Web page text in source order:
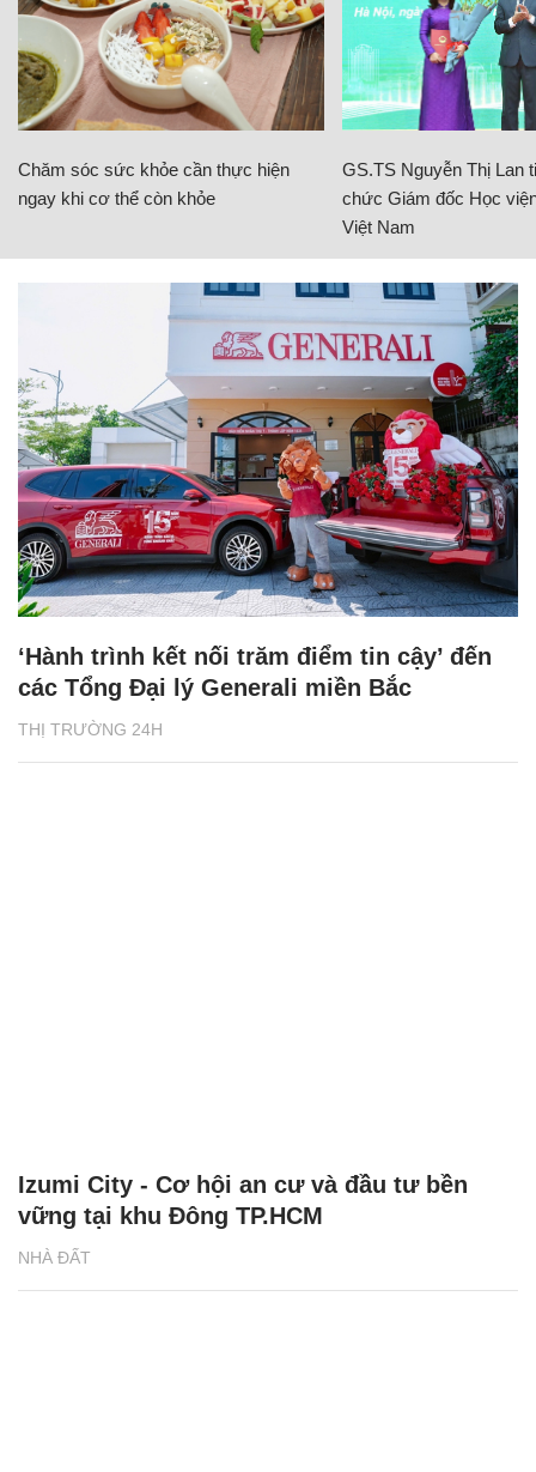
Chăm sóc sức khỏe cần thực hiện
ngay khi cơ thể còn khỏe
GS.TS Nguyễn Thị Lan
chức Giám đốc Học
Việt Nam
THỊ TRƯỜNG 24H
‘Hành trình kết nối trăm điểm tin cậy’ đến
các Tổng Đại lý Generali miền Bắc
NHÀ ĐẤT
Izumi City - Cơ hội an cư và đầu tư bền
vững tại khu Đông TP.HCM